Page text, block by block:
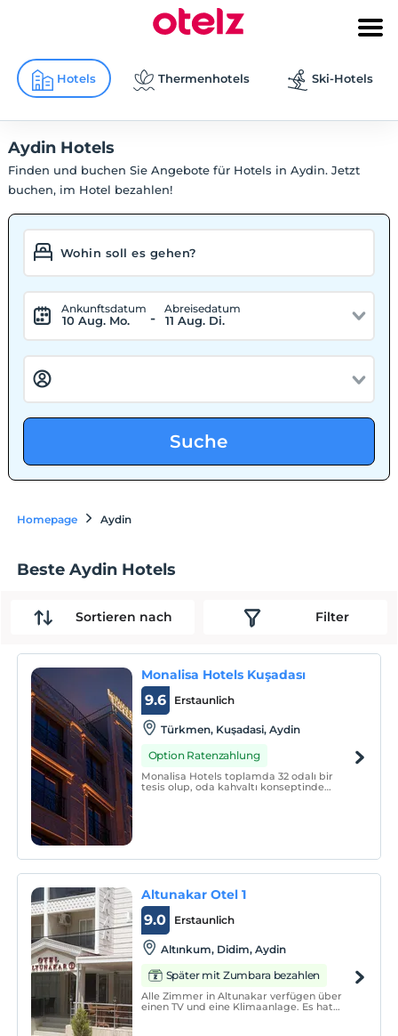
Hotels Thermenhotels Ski-Hotels
Aydin Hotels
Finden und buchen Sie Angebote für Hotels in Aydin. Jetzt
buchen, im Hotel bezahlen!
Ankunftsdatum
10 Aug. Mo. -
Abreisedatum
11 Aug. Di.
Suche
Homepage Aydin
Beste Aydin Hotels
Sortieren nach Filter
Monalisa Hotels Kuşadası
Erstaunlich
9.6
Türkmen, Kuşadasi, Aydin
Option Ratenzahlung
Monalisa Hotels toplamda 32 odalı bir
tesis olup, oda kahvaltı konseptinde
Altunakar Otel 1
Erstaunlich
9.0
Altınkum, Didim, Aydin
Später mit Zumbara bezahlen
Alle Zimmer in Altunakar verfügen über
einen TV und eine Klimaanlage. Es hat